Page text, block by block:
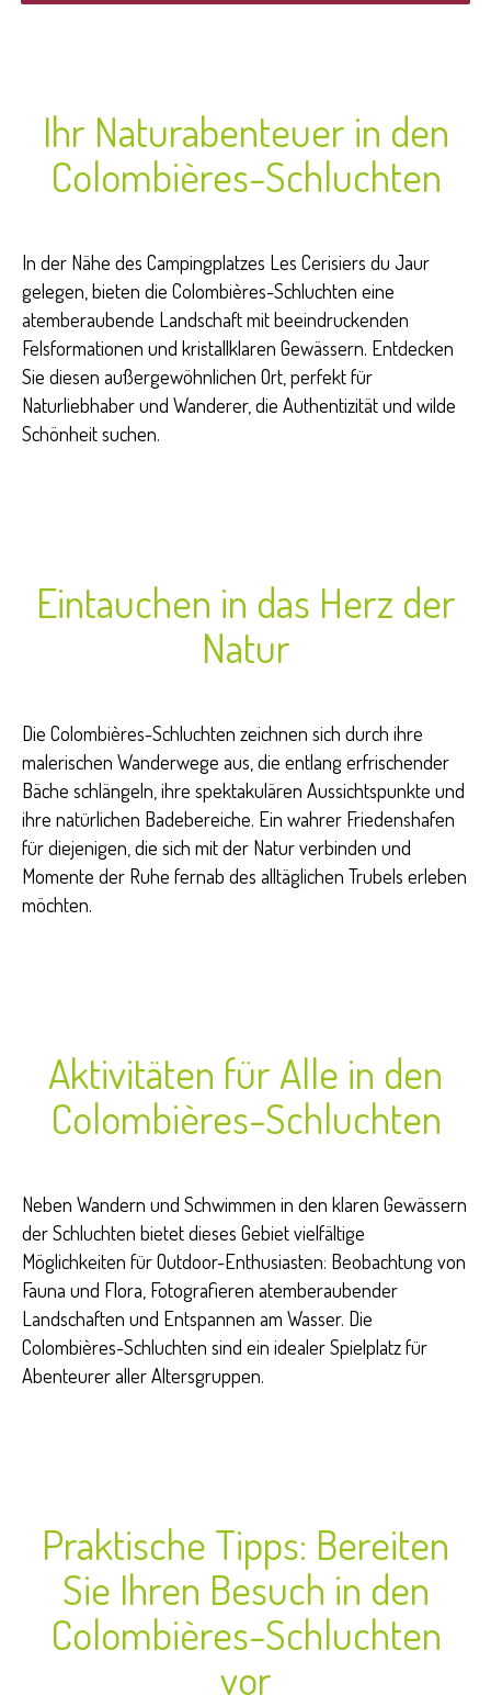
Ihr Naturabenteuer in den
Colombières-Schluchten
In der Nähe des Campingplatzes Les Cerisiers du Jaur
gelegen, bieten die Colombières-Schluchten eine
atemberaubende Landschaft mit beeindruckenden
Felsformationen und kristallklaren Gewässern. Entdecken
Sie diesen außergewöhnlichen Ort, perfekt für
Naturliebhaber und Wanderer, die Authentizität und wilde
Schönheit suchen.
Eintauchen in das Herz der
Natur
Die Colombières-Schluchten zeichnen sich durch ihre
malerischen Wanderwege aus, die entlang erfrischender
Bäche schlängeln, ihre spektakulären Aussichtspunkte und
ihre natürlichen Badebereiche. Ein wahrer Friedenshafen
für diejenigen, die sich mit der Natur verbinden und
Momente der Ruhe fernab des alltäglichen Trubels erleben
möchten.
Aktivitäten für Alle in den
Colombières-Schluchten
Neben Wandern und Schwimmen in den klaren Gewässern
der Schluchten bietet dieses Gebiet vielfältige
Möglichkeiten für Outdoor-Enthusiasten: Beobachtung von
Fauna und Flora, Fotografieren atemberaubender
Landschaften und Entspannen am Wasser. Die
Colombières-Schluchten sind ein idealer Spielplatz für
Abenteurer aller Altersgruppen.
Praktische Tipps: Bereiten
Sie Ihren Besuch in den
Colombières-Schluchten
vor